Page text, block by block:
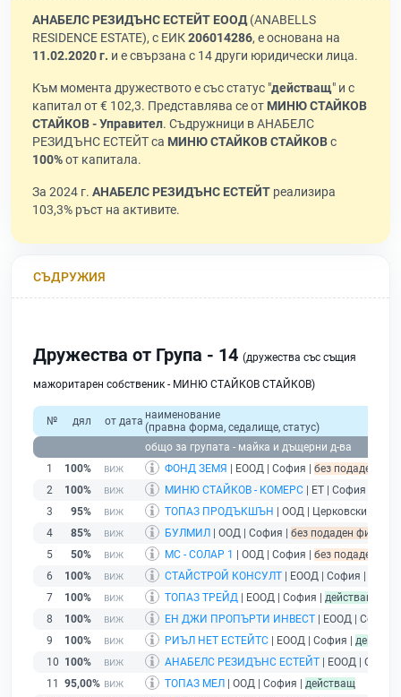
АНАБЕЛС РЕЗИДЪНС ЕСТЕЙТ ЕООД(ANABELLS
RESIDENCE ESTATE), с ЕИК206014286, е основана на
11.02.2020 г. и е свързана с 14 други юридически лица.
Към момента дружеството е със статус "действащ" и с
капитал от € 102,3. Представлява се от МИНЮ СТАЙКОВ
СТАЙКОВ - Управител. Съдружници в АНАБЕЛС
РЕЗИДЪНС ЕСТЕЙТ са МИНЮ СТАЙКОВ СТАЙКОВс
100%от капитала.
За 2024 г. АНАБЕЛС РЕЗИДЪНС ЕСТЕЙТ реализира
103,3% ръст на активите.
СЪДРУЖИЯ
Дружества от Група - 14 (дружества със същия
мажоритарен собственик - МИНЮ СТАЙКОВ СТАЙКОВ)
№ дял от дата наименование
(правна форма, седалище, статус)
общо за групата - майка и дъщерни д-ва
1
100% ФОНД ЗЕМЯ | ЕООД | София | без подаден
2
100% МИНЮ СТАЙКОВ - КОМЕРС | ЕТ | София |
3
95% ТОПАЗ ПРОДЪКШЪН | ООД | Церковски |
4
85% БУЛМИЛ | ООД | София | без подаден
5
50% МС - СОЛАР 1 | ООД | София | без подаден
6
100% СТАЙСТРОЙ КОНСУЛТ | ЕООД | София |
7
100% ТОПАЗ ТРЕЙД | ЕООД | София | действащ
8
100% ЕН ДЖИ ПРОПЪРТИ ИНВЕСТ | ЕООД | София |
9
100% РИЪЛ НЕТ ЕСТЕЙТС | ЕООД | София |
10 100% АНАБЕЛС РЕЗИДЪНС ЕСТЕЙТ | ЕООД |
11
95,00% ТОПАЗ МЕЛ | ООД | София | действащ